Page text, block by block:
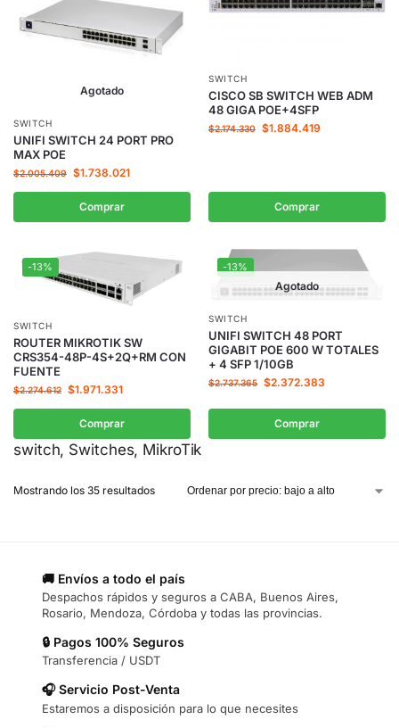
Agotado
SWITCH
UNIFI SWITCH 24 PORT PRO
MAX POE
$2.005.409 $1.738.021
Comprar
SWITCH
CISCO SB SWITCH WEB ADM
48 GIGA POE+4SFP
$2.174.330 $1.884.419
Comprar
-13%
SWITCH
ROUTER MIKROTIK SW
CRS354-48P-4S+2Q+RM CON
FUENTE
$2.274.612 $1.971.331
Comprar
-13%
Agotado
SWITCH
UNIFI SWITCH 48 PORT
GIGABIT POE 600 W TOTALES
+ 4 SFP 1/10GB
$2.737.365 $2.372.383
Comprar
switch, Switches, MikroTik
Mostrando los 35 resultados
🚚 Envíos a todo el país
Despachos rápidos y seguros a CABA, Buenos Aires,
Rosario, Mendoza, Córdoba y todas las provincias.
🔒 Pagos 100% Seguros
Transferencia / USDT
🎧 Servicio Post-Venta
Estaremos a disposición para lo que necesites